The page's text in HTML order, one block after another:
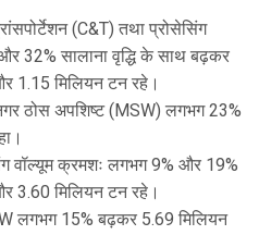
(C&T) तथा प्रोसेसिंग
32% सालाना वृद्धि के साथ बढ़कर
1.15 मिलियन टन रहे।
ठोस अपशिष्ट (MSW) लगभग 23%
वॉल्यूम क्रमशः लगभग 9% और 19%
3.60 मिलियन टन रहे।
लगभग 15% बढ़कर 5.69 मिलियन